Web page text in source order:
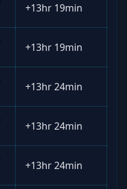
+13hr 19min
+13hr 19min
+13hr 24min
+13hr 24min
+13hr 24min